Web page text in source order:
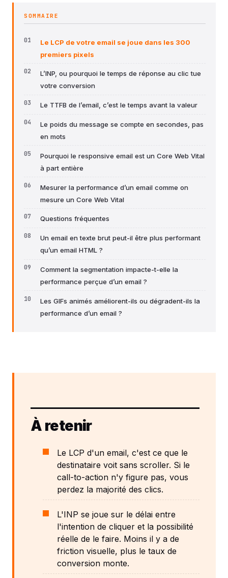
SOMMAIRE
Le LCP de votre email se joue dans les 300
premiers pixels
L’INP, ou pourquoi le temps de réponse au clic tue
votre conversion
Le TTFB de l’email, c’est le temps avant la valeur
Le poids du message se compte en secondes, pas
en mots
Pourquoi le responsive email est un Core Web Vital
à part entière
Mesurer la performance d’un email comme on
mesure un Core Web Vital
Questions fréquentes
Un email en texte brut peut-il être plus performant
qu’un email HTML ?
Comment la segmentation impacte-t-elle la
performance perçue d’un email ?
Les GIFs animés améliorent-ils ou dégradent-ils la
performance d’un email ?
À retenir
Le LCP d'un email, c'est ce que le
destinataire voit sans scroller. Si le
call-to-action n'y figure pas, vous
perdez la majorité des clics.
L'INP se joue sur le délai entre
l'intention de cliquer et la possibilité
réelle de le faire. Moins il y a de
friction visuelle, plus le taux de
conversion monte.